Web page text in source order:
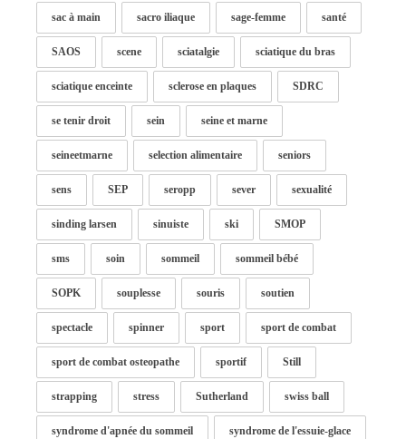
sac à main sacro iliaque sage-femme santé
SAOS scene sciatalgie sciatique du bras
sciatique enceinte sclerose en plaques SDRC
se tenir droit sein seine et marne
seineetmarne selection alimentaire seniors
sens SEP seropp sever sexualité
sinding larsen sinuiste ski SMOP
sms soin sommeil sommeil bébé
SOPK souplesse souris soutien
spectacle spinner sport sport de combat
sport de combat osteopathe sportif Still
strapping stress Sutherland swiss ball
syndrome d'apnée du sommeil syndrome de l'essuie-glace